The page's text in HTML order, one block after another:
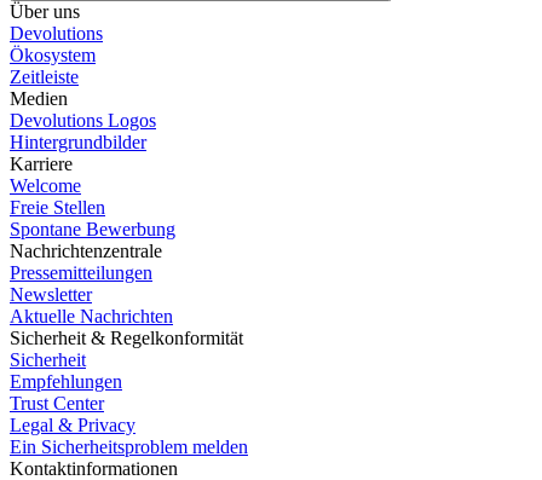
Über uns
Devolutions
Ökosystem
Zeitleiste
Medien
Devolutions Logos
Hintergrundbilder
Karriere
Welcome
Freie Stellen
Spontane Bewerbung
Nachrichtenzentrale
Pressemitteilungen
Newsletter
Aktuelle Nachrichten
Sicherheit & Regelkonformität
Sicherheit
Empfehlungen
Trust Center
Legal & Privacy
Ein Sicherheitsproblem melden
Kontaktinformationen